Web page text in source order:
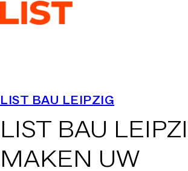
ASSETKLASSEN
PROJECTEN
LIST BAU LEIPZIG
LIST BAU
MAKEN UW